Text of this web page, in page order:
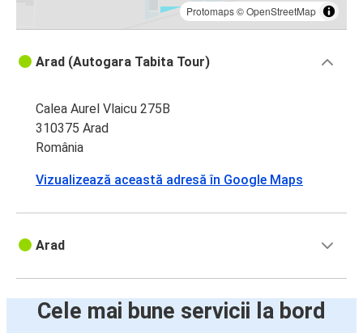
Protomaps©OpenStreetMap
Arad (Autogara Tabita Tour)
Calea Aurel Vlaicu 275B
310375 Arad
România
Vizualizează această adresă în Google Maps
Arad
Cele mai bune servicii la bord